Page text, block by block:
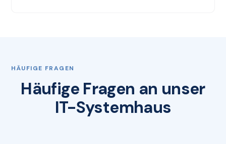
HÄUFIGE FRAGEN
Häufige Fragen an unser
IT-Systemhaus